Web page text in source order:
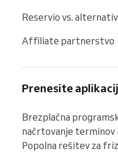
Reservio vs.
Affiliate partnerstvo
Prenesite
Brezplačna
načrtovanje terminov
Popolna rešitev za